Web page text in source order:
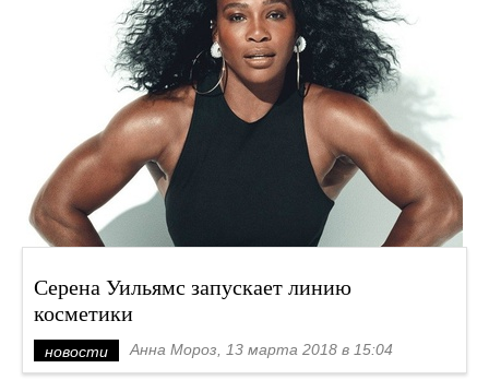
Серена Уильямс запускает линию
косметики
новости Анна Мороз, 13 марта 2018 в 15:04